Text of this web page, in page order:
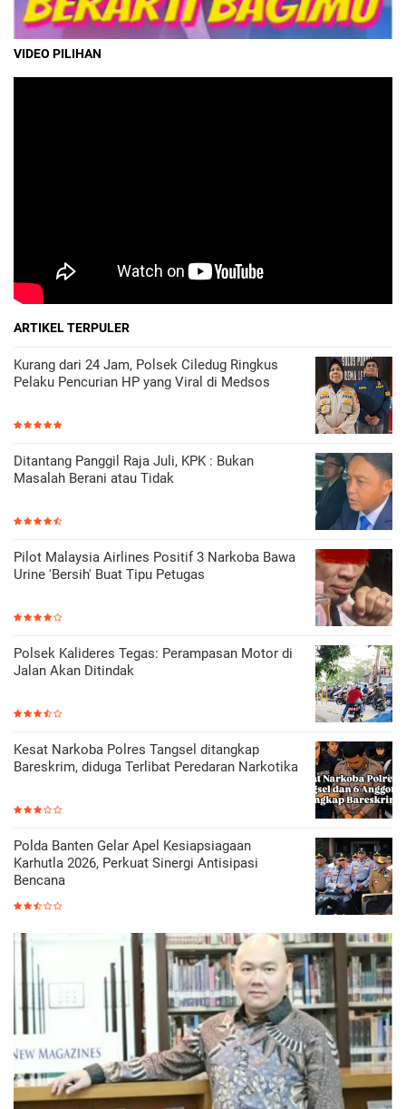
VIDEO PILIHAN
ARTIKEL TERPULER
Kurang dari 24 Jam, Polsek Ciledug Ringkus
Pelaku Pencurian HP yang Viral di Medsos
Ditantang Panggil Raja Juli, KPK : Bukan
Masalah Berani atau Tidak
Pilot Malaysia Airlines Positif 3 Narkoba Bawa
Urine 'Bersih' Buat Tipu Petugas
Polsek Kalideres Tegas: Perampasan Motor di
Jalan Akan Ditindak
Kesat Narkoba Polres Tangsel ditangkap
Bareskrim, diduga Terlibat Peredaran Narkotika
Polda Banten Gelar Apel Kesiapsiagaan
Karhutla 2026, Perkuat Sinergi Antisipasi
Bencana